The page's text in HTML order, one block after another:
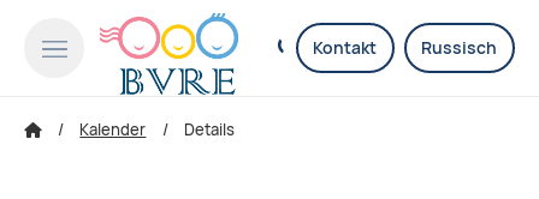
Kontakt Russisch
Kalender Details